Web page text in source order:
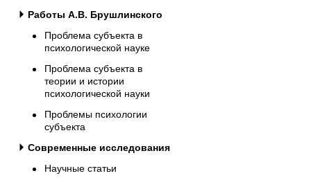
Работы А.В. Брушлинского
Проблема субъекта в
психологической науке
Проблема субъекта в
теории и истории
психологической науки
Проблемы психологии
субъекта
Современные исследования
Научные статьи